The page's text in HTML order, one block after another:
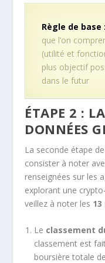
Règle de base
que l’on
(utilité et
plus objectif
dans le futur
ÉTAPE 2 :
DONNÉES
La seconde étape de
consister à noter
renseignées sur les
explorant une
veillez à noter les
Le classement
classement est
boursière totale